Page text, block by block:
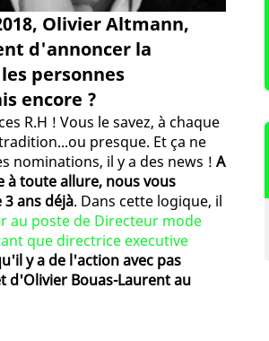
Olivier Altmann,
d'annoncer la
personnes
encore ?
R.H ! Vous le savez, à chaque
presque. Et ça ne
nominations, il y a des news ! A
à toute allure, nous vous
ans déjà. Dans cette logique, il
au poste de Directeur mode
que directrice executive
y a de l'action avec pas
d'Olivier Bouas-Laurent au